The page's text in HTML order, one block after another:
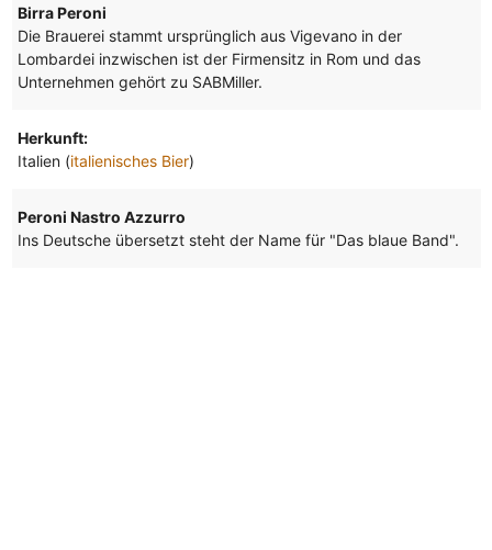
Birra Peroni
Die Brauerei stammt ursprünglich aus Vigevano in der
Lombardei inzwischen ist der Firmensitz in Rom und das
Unternehmen gehört zu SABMiller.
Herkunft:
Italien (italienisches Bier)
Peroni Nastro Azzurro
Ins Deutsche übersetzt steht der Name für "Das blaue Band".